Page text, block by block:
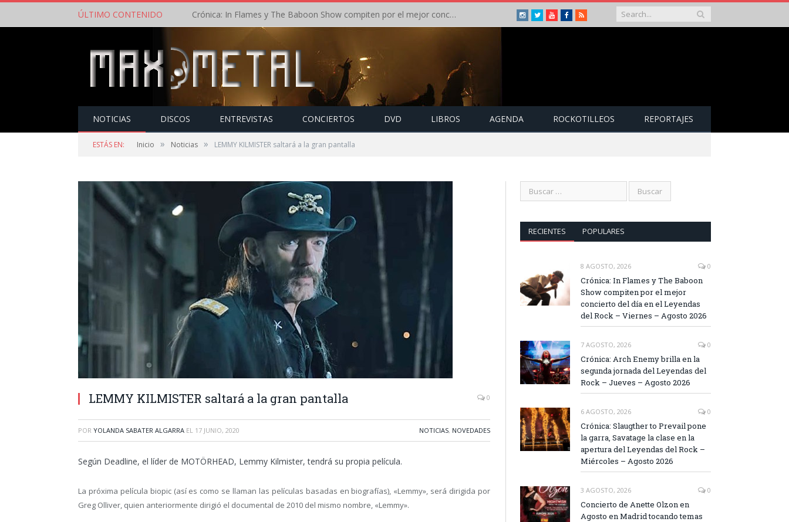
ÚLTIMO CONTENIDO Crónica: In Flames y The Baboon Show compiten por el mejor concierto del día en el Leyendas del Rock – Viernes – Agosto 2026 Instagram
TwitterYoutubeFacebook
RSS
NOTICIAS DISCOS ENTREVISTAS CONCIERTOS DVD LIBROS AGENDA ROCKOTILLEOS REPORTAJES
ESTÁS EN: Inicio » Noticias » LEMMY KILMISTER saltará a la gran pantalla
LEMMY KILMISTER saltará a la gran pantalla 0
POR YOLANDA SABATER ALGARRA EL 17 JUNIO, 2020 NOTICIAS, NOVEDADES
Según Deadline, el líder de MOTÖRHEAD, Lemmy Kilmister, tendrá su propia película.
La próxima película biopic (así es como se llaman las películas basadas en biografías), «Lemmy», será dirigida por
Greg Olliver, quien anteriormente dirigió el documental de 2010 del mismo nombre, «Lemmy».
RECIENTES POPULARES
8 AGOSTO, 2026 0
Crónica: In Flames y The Baboon
Show compiten por el mejor
concierto del día en el Leyendas
del Rock – Viernes – Agosto 2026
7 AGOSTO, 2026 0
Crónica: Arch Enemy brilla en la
segunda jornada del Leyendas del
Rock – Jueves – Agosto 2026
6 AGOSTO, 2026 0
Crónica: Slaugther to Prevail pone
la garra, Savatage la clase en la
apertura del Leyendas del Rock –
Miércoles – Agosto 2026
3 AGOSTO, 2026 0
Concierto de Anette Olzon en
Agosto en Madrid tocando temas